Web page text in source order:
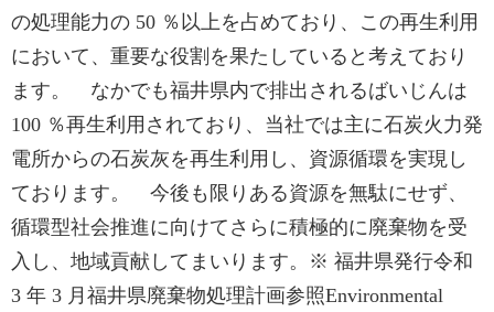
の処理能力の 50 ％以上を占めており、この再生利用
において、重要な役割を果たしていると考えており
ます。 なかでも福井県内で排出されるばいじんは
100 ％再生利用されており、当社では主に石炭火力発
電所からの石炭灰を再生利用し、資源循環を実現し
ております。 今後も限りある資源を無駄にせず、
循環型社会推進に向けてさらに積極的に廃棄物を受
入し、地域貢献してまいります。※ 福井県発行令和
3 年 3 月福井県廃棄物処理計画参照Environmental